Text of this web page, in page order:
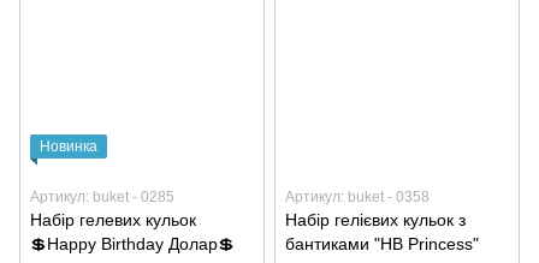
Новинка
Артикул: buket - 0285
Набір гелевих кульок
💲️Happy Birthday Долар💲️
Артикул: buket - 0358
Набір гелієвих кульок з
бантиками "HB Princess"